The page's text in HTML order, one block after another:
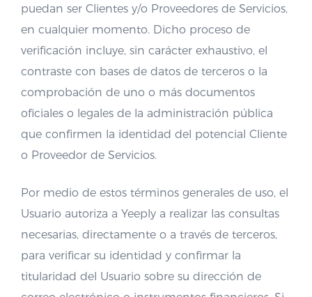
puedan ser Clientes y/o Proveedores de Servicios,
en cualquier momento. Dicho proceso de
verificación incluye, sin carácter exhaustivo, el
contraste con bases de datos de terceros o la
comprobación de uno o más documentos
oficiales o legales de la administración pública
que confirmen la identidad del potencial Cliente
o Proveedor de Servicios.
Por medio de estos términos generales de uso, el
Usuario autoriza a Yeeply a realizar las consultas
necesarias, directamente o a través de terceros,
para verificar su identidad y confirmar la
titularidad del Usuario sobre su dirección de